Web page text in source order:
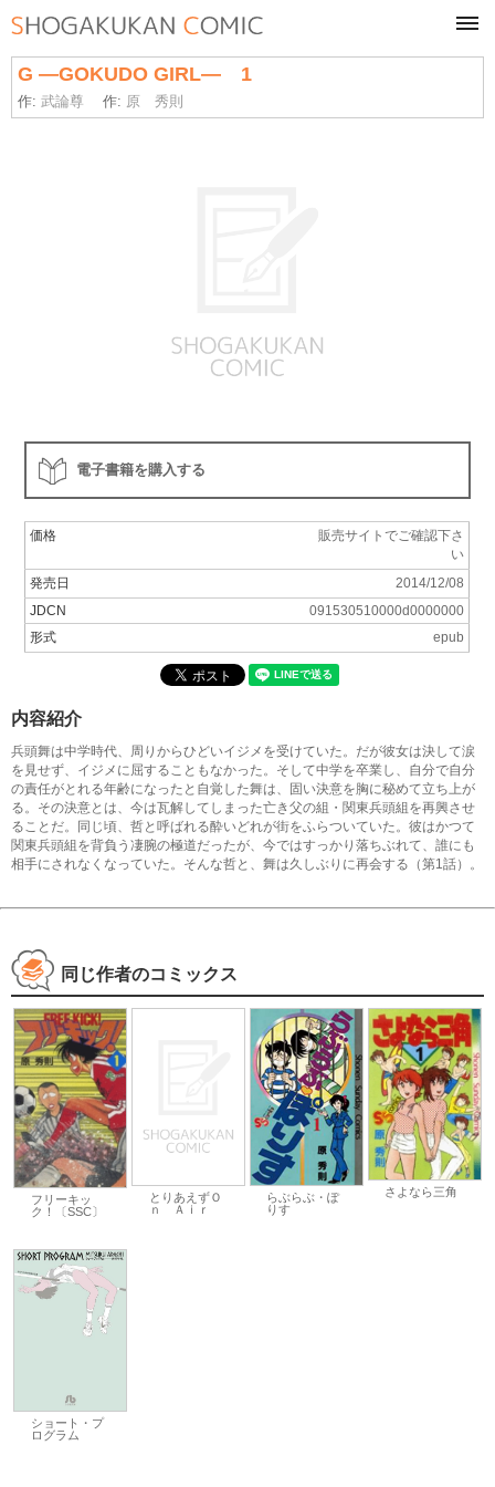
G ―GOKUDO GIRL― 1
作:武論尊 作: 原 秀則
電子書籍を購入する
価格
販売サイトでご確認下さ
い
発売日
2014/12/08
JDCN
091530510000d0000000
形式
epub
内容紹介
兵頭舞は中学時代、周りからひどいイジメを受けていた。だが彼女は決して涙
を見せず、イジメに屈することもなかった。そして中学を卒業し、自分で自分
の責任がとれる年齢になったと自覚した舞は、固い決意を胸に秘めて立ち上が
る。その決意とは、今は瓦解してしまった亡き父の組・関東兵頭組を再興させ
ることだ。同じ頃、哲と呼ばれる酔いどれが街をふらついていた。彼はかつて
関東兵頭組を背負う凄腕の極道だったが、今ではすっかり落ちぶれて、誰にも
相手にされなくなっていた。そんな哲と、舞は久しぶりに再会する（第1話）。
同じ作者のコミックス
フリーキッ
ク！〔SSC〕
とりあえずＯ
ｎ Ａｉｒ
らぶらぶ・ぽ
りす
さよなら三角
ショート・プ
ログラム